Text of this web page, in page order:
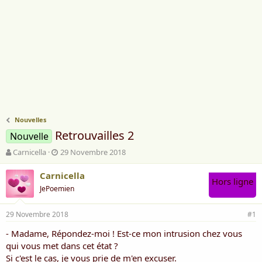
Nouvelles
Nouvelle Retrouvailles 2
A
u
t
e
u
r
d
e
l
a
d
Carnicella
D
a
t
d
e
d
é
b
u
t
29 Novembre 2018
Carnicella
JePoemien
Hors ligne
29 Novembre 2018 #1
- Madame, Répondez-moi ! Est-ce mon intrusion chez vous
qui vous met dans cet état ?
Si c'est le cas, je vous prie de m'en excuser.